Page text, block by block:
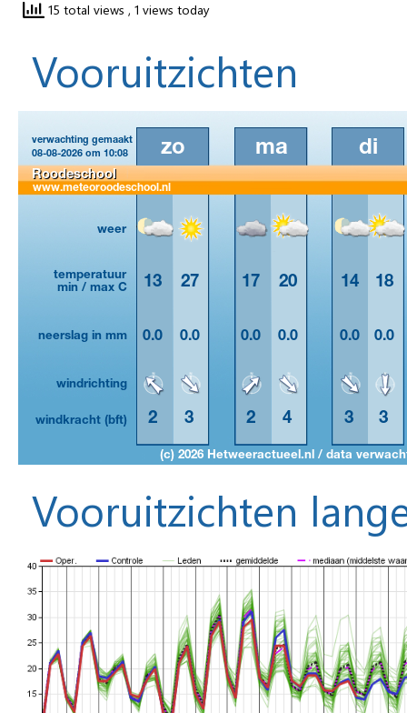
15 total views , 1 views today
Vooruitzichten
Vooruitzichten